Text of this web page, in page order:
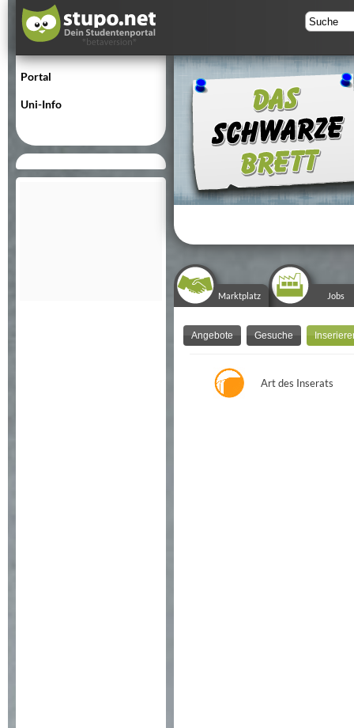
Portal
Uni-Info
Marktplatz Jobs
Angebote Gesuche
Art des Inserats